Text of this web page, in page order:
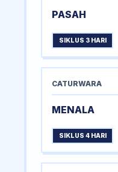
PASAH
SIKLUS 3 HARI
CATURWARA
MENALA
SIKLUS 4 HARI